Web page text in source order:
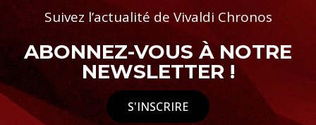
Suivez l’actualité de Vivaldi Chronos
ABONNEZ-VOUS À NOTRE
NEWSLETTER !
S'INSCRIRE